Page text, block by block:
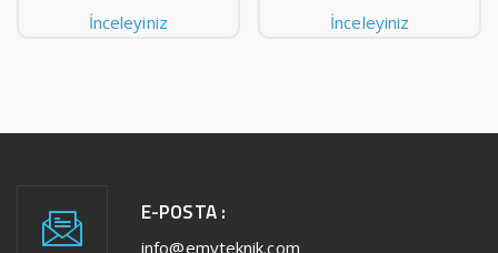
İnceleyiniz İnceleyiniz
E-POSTA :
info@emyteknik.com